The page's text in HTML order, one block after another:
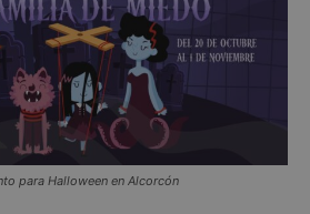
para Halloween en Alcorcón